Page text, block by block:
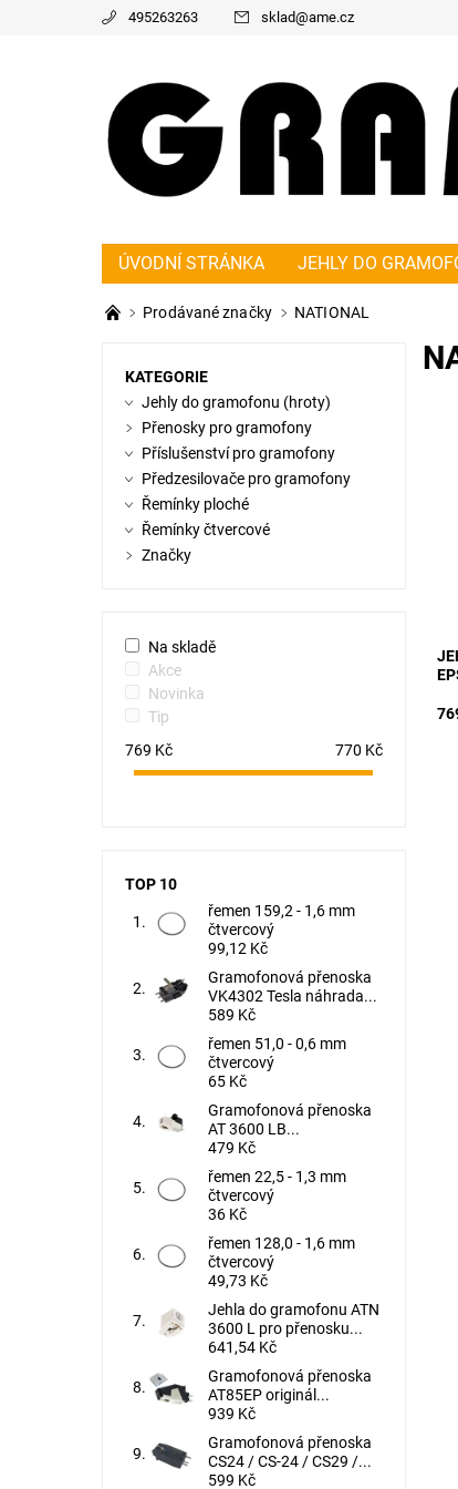
495263263 sklad@ame.cz
ÚVODNÍ STRÁNKA JEHLY DO
PŘEDZESILOVAČE PRO GRAMOFONY
O NÁS
Prodávané značky NATIONAL
KATEGORIE
Jehly do gramofonu (hroty)
Přenosky pro gramofony
Příslušenství pro gramofony
Předzesilovače pro gramofony
Řemínky ploché
Řemínky čtvercové
Značky
Na skladě
Akce
Novinka
Tip
769 Kč 770 Kč
TOP 10
řemen 159,2 - 1,6 mm
čtvercový
99,12 Kč
Gramofonová přenoska
VK4302 Tesla náhrada...
589 Kč
řemen 51,0 - 0,6 mm
čtvercový
65 Kč
Gramofonová přenoska
AT 3600 LB...
479 Kč
řemen 22,5 - 1,3 mm
čtvercový
36 Kč
řemen 128,0 - 1,6 mm
čtvercový
49,73 Kč
Jehla do gramofonu ATN
3600 L pro přenosku...
641,54 Kč
Gramofonová přenoska
AT85EP originál...
939 Kč
Gramofonová přenoska
CS24 / CS-24 / CS29 /...
599 Kč